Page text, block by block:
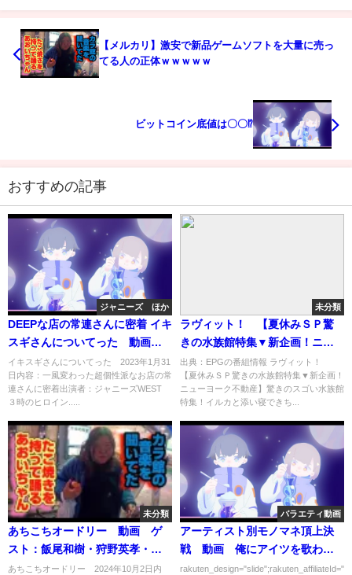
【メルカリ】激安で新品ゲームソフトを大量に売っ
てる人の正体ｗｗｗｗｗ
ビットコイン底値は〇〇⁉️
おすすめの記事
ジャニーズ ほか
DEEPな店の常連さんに密着 イキ
スギさんについてった 動画
ゲスト：３時のヒロイン 1月
31日
イキスギさんについてった 2023年1月31
日内容：一風変わった超個性派なお店の常
連さんに密着出演者：ジャニーズWEST
３時のヒロイン.....
未分類
ラヴィット！ 【夏休みＳＰ驚
きの水族館特集▼新企画！ニュ
ーヨーク不動産】[字]…の番組内
容解析まとめ
出典：EPGの番組情報 ラヴィット！
【夏休みＳＰ驚きの水族館特集▼新企画！
ニューヨーク不動産】驚きのスゴい水族館
特集！イルカと添い寝できち...
未分類
あちこちオードリー 動画 ゲ
スト：飯尾和樹・狩野英孝・鬼
龍院翔 10月2日
あちこちオードリー 2024年10月2日内
バラエティ動画
アーティスト別モノマネ頂上決
戦 動画 俺にアイツを歌わせ
たら右に出るものはいない 3月